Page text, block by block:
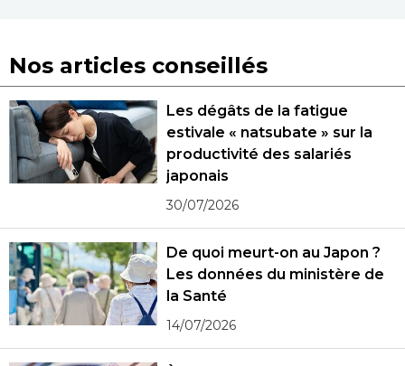
Nos articles conseillés
Les dégâts de la fatigue
estivale « natsubate » sur la
productivité des salariés
japonais
30/07/2026
De quoi meurt-on au Japon ?
Les données du ministère de
la Santé
14/07/2026